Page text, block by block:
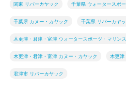
関東 リバーカヤック 千葉県 ウォータースポ
千葉県 カヌー・カヤック 千葉県 リバーカヤ
木更津・君津・富津 ウォータースポーツ・マリン
木更津・君津・富津 カヌー・カヤック 木更津
君津市 リバーカヤック